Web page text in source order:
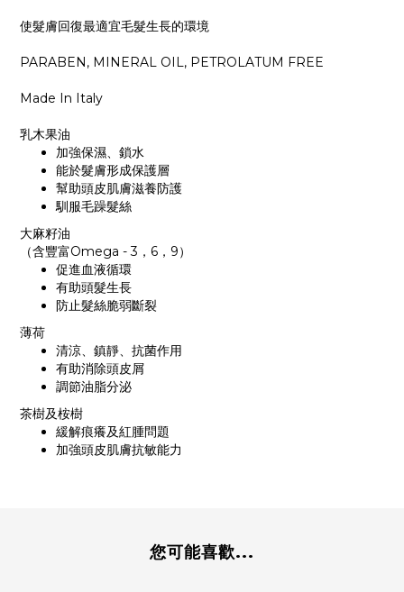
使髮膚回復最適宜毛髮生長的環境
PARABEN, MINERAL OIL, PETROLATUM FREE
Made In Italy
乳木果油
加強保濕、鎖水
能於髮膚形成保護層
幫助頭皮肌膚滋養防護
馴服毛躁髮絲
大麻籽油
（含豐富Omega - 3，6，9）
促進血液循環
有助頭髮生長
防止髮絲脆弱斷裂
薄荷
清涼、鎮靜、抗菌作用
有助消除頭皮屑
調節油脂分泌
茶樹及桉樹
緩解痕癢及紅腫問題
加強頭皮肌膚抗敏能力
您可能喜歡...